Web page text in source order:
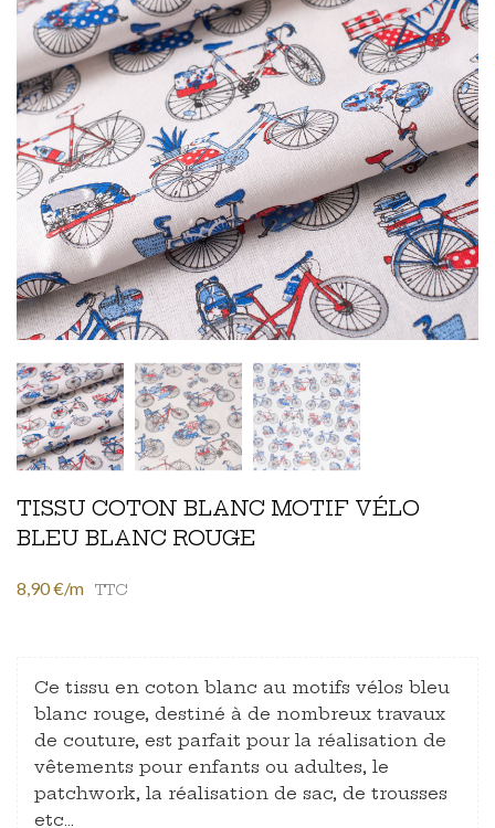
TISSU COTON BLANC MOTIF VÉLO
BLEU BLANC ROUGE
8,90 €/m TTC
Ce tissu en coton blanc au motifs vélos bleu
blanc rouge, destiné à de nombreux travaux
de couture, est parfait pour la réalisation de
vêtements pour enfants ou adultes, le
patchwork, la réalisation de sac, de trousses
etc…